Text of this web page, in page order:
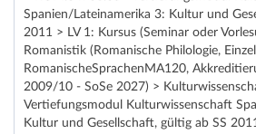
Spanien/Lateinamerika 3: Kultur und
2011 > LV 1: Kursus (Seminar oder
Romanistik (Romanische Philologie,
RomanischeSprachenMA120,
2009/10 - SoSe 2027) >
Vertiefungsmodul Kulturwissenschaft
Kultur und Gesellschaft, gültig ab SS